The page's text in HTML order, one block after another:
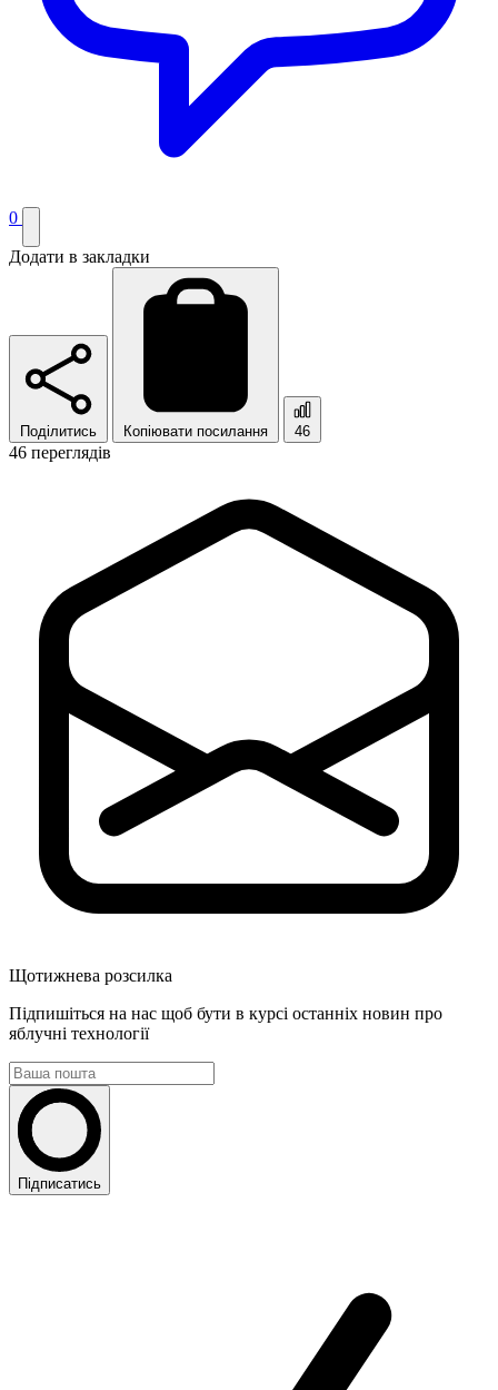
0
Додати в закладки
Поділитись Копіювати посилання 46
46 переглядів
Щотижнева розсилка
Підпишіться на нас щоб бути в курсі останніх новин про
яблучні технології
Підписатись